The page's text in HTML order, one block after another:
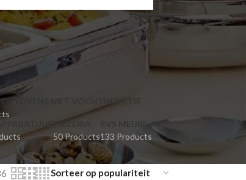
MET VOCHTINJECTIE
PIZZERIA
50 Products
RVS MEUBILAIR
133 Products